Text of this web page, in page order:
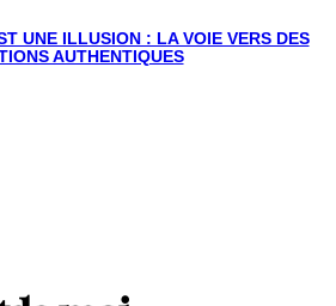
UNE ILLUSION : LA VOIE VERS DES
AUTHENTIQUES